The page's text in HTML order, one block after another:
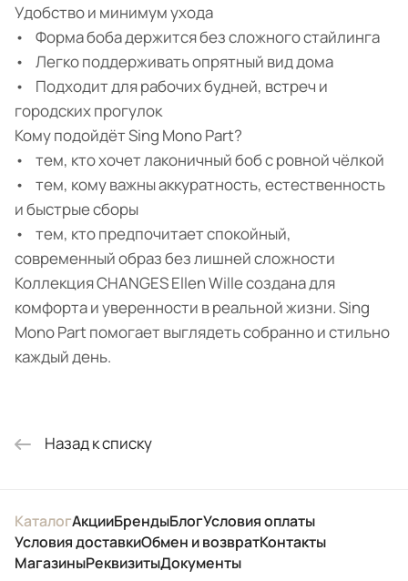
Удобство и минимум ухода
• Форма боба держится без сложного стайлинга
• Легко поддерживать опрятный вид дома
• Подходит для рабочих будней, встреч и
городских прогулок
Кому подойдёт Sing Mono Part?
• тем, кто хочет лаконичный боб с ровной чёлкой
• тем, кому важны аккуратность, естественность
и быстрые сборы
• тем, кто предпочитает спокойный,
современный образ без лишней сложности
Коллекция CHANGES Ellen Wille создана для
комфорта и уверенности в реальной жизни. Sing
Mono Part помогает выглядеть собранно и стильно
каждый день.
Назад к списку
КаталогАкцииБрендыБлогУсловия оплаты
Условия доставкиОбмен и возвратКонтакты
МагазиныРеквизитыДокументы